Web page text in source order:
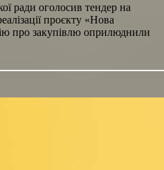
ради оголосив тендер на
проєкту «Нова
про закупівлю оприлюднили